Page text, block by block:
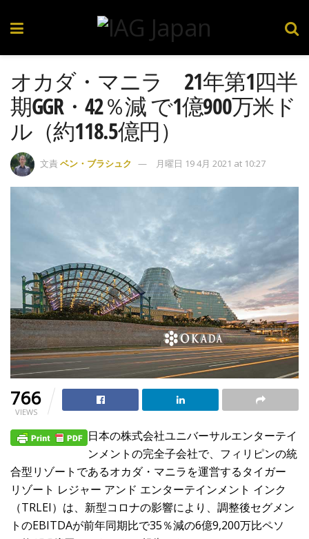
オカダ・マニラ 21年第1四半
期GGR・42％減 で1億900万米ド
ル（約118.5億円）
文責 ベン・ブラシュク 月曜日 19 4月 2021 at 10:27
766
VIEWS
日本の株式会社ユニバーサルエンターテイ
ンメントの完全子会社で、フィリピンの統
合型リゾートであるオカダ・マニラを運営するタイガー
リゾート レジャー アンド エンターテインメント インク
（TRLEI）は、新型コロナの影響により、調整後セグメン
トのEBITDAが前年同期比で35％減の6億9,200万比ペソ